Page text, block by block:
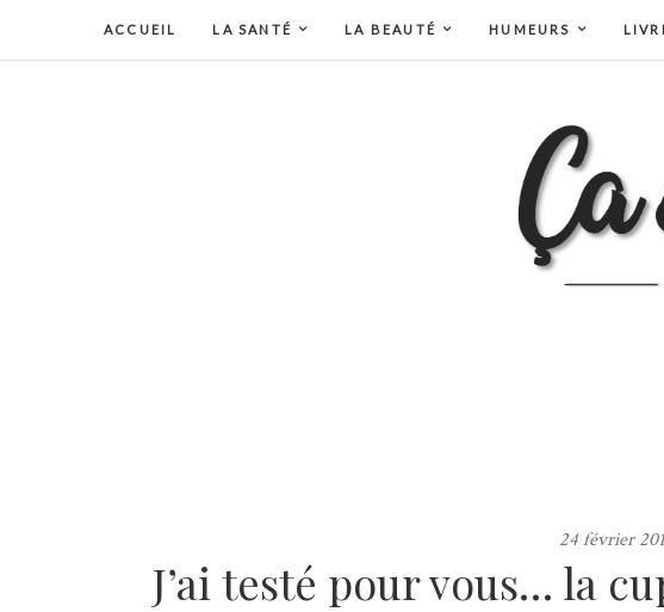
ACCUEIL LA SANTÉ LA BEAUTÉ HUMEURS
24 février
J’ai testé pour vous… la